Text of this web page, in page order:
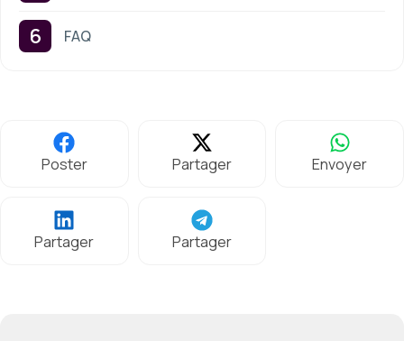
FAQ
Poster Partager Envoyer
Partager Partager